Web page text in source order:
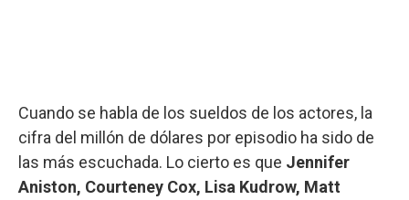
Cuando se habla de los sueldos de los actores, la
cifra del millón de dólares por episodio ha sido de
las más escuchada. Lo cierto es que Jennifer
Aniston, Courteney Cox, Lisa Kudrow, Matt